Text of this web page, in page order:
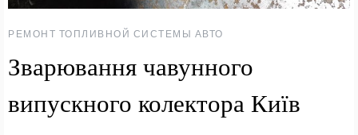
РЕМОНТ ТОПЛИВНОЙ СИСТЕМЫ АВТО
Зварювання чавунного
випускного колектора Київ